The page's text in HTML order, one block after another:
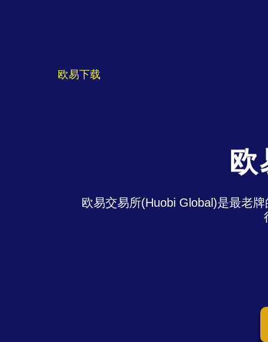
欧易下载
欧易交易所(Huobi Global)是最老